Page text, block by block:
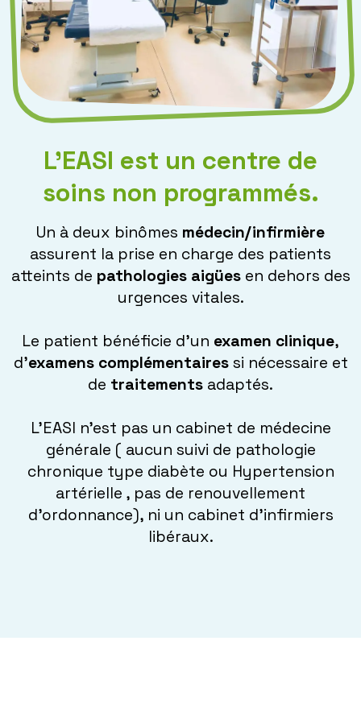
L’EASI est un centre de
soins non programmés.
Un à deux binômes médecin/infirmière
assurent la prise en charge des patients
atteints de pathologies aigüesen dehors des
urgences vitales.
Le patient bénéficie d’un examen clinique,
d’examens complémentairessi nécessaire et
de traitements adaptés.
L’EASI n’est pas un cabinet de médecine
générale ( aucun suivi de pathologie
chronique type diabète ou Hypertension
artérielle , pas de renouvellement
d’ordonnance), ni un cabinet d’infirmiers
libéraux.